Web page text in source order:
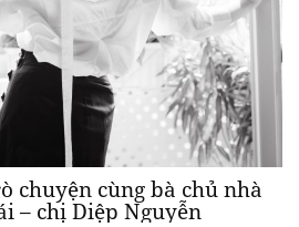
chuyện cùng bà chủ nhà
– chị Diệp Nguyễn